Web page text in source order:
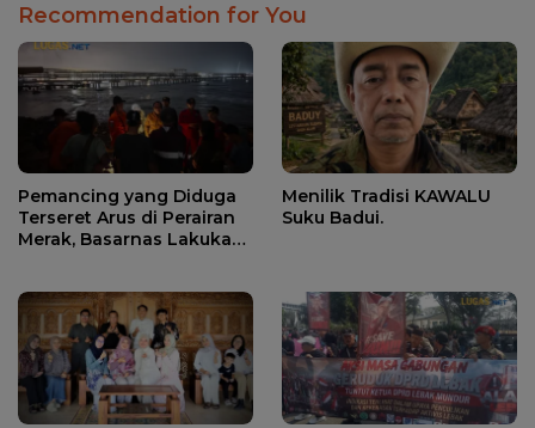
Recommendation for You
Pemancing yang Diduga
Terseret Arus di Perairan
Merak, Basarnas Lakukan
Menilik Tradisi KAWALU
Suku Badui.